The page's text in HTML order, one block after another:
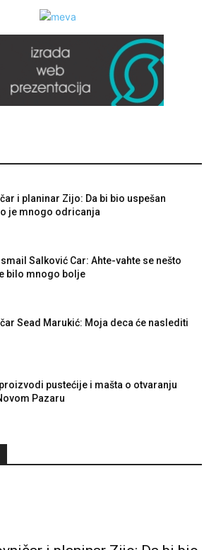
i planinar Zijo: Da bi bio uspešan
je mnogo odricanja
Salković Car: Ahte-vahte se nešto
bilo mnogo bolje
Sead Marukić: Moja deca će naslediti
proizvodi pustećije i mašta o otvaranju
Pazaru